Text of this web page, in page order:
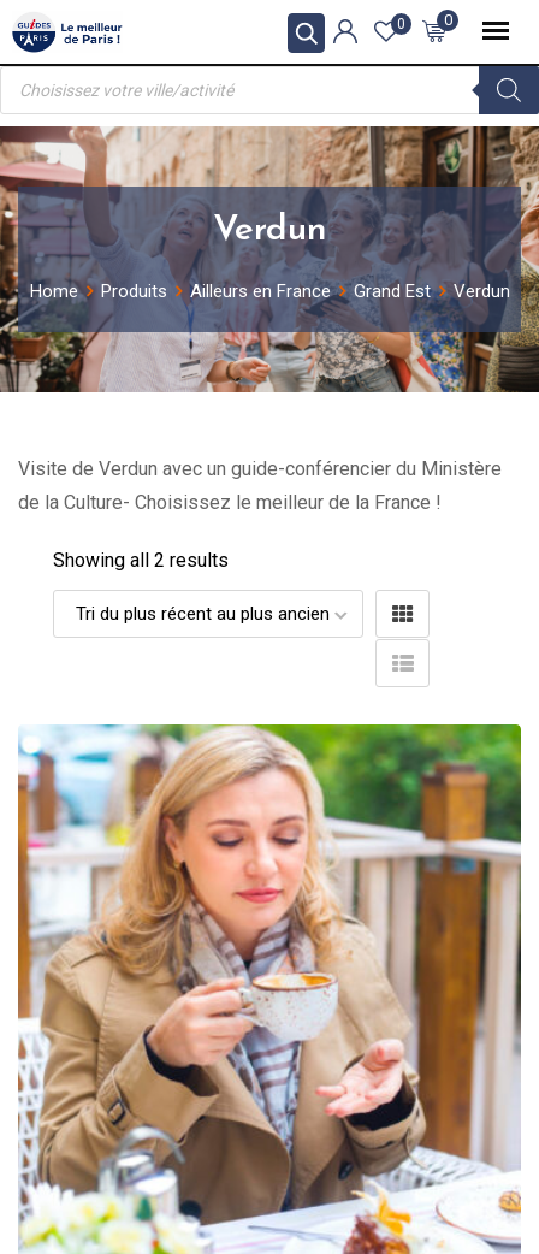
Skip
to
content
0
0
Recherche
produits
Verdun
Home Produits Ailleurs en France Grand Est Verdun
Visite de Verdun avec un guide-conférencier du Ministère
de la Culture- Choisissez le meilleur de la France !
Showing all 2 results